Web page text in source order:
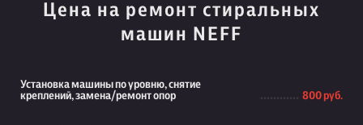
Цена на ремонт стиральных
машин NEFF
Установка машины по уровню, снятие
креплений, замена/ремонт опор
800 руб.